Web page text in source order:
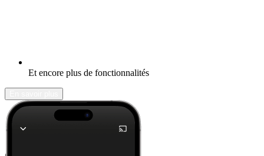
Et encore plus de fonctionnalités